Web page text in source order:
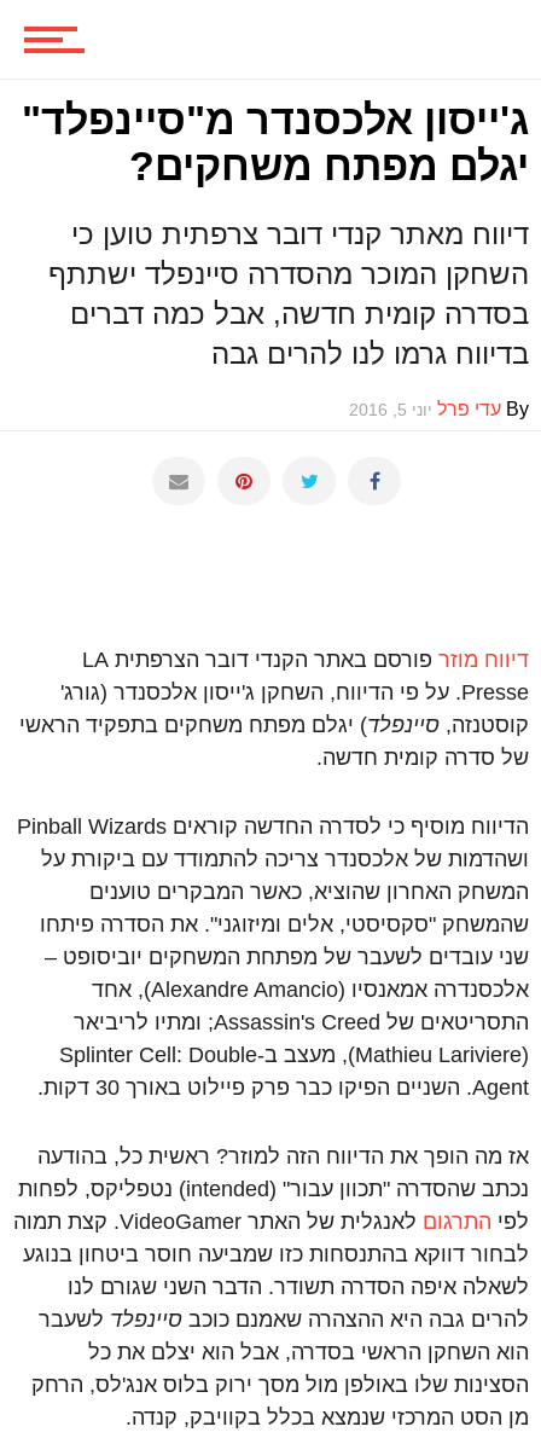
ספרים וקומיקס
וכל השאר
ג'ייסון אלכסנדר מ"סיינפלד"
יגלם מפתח משחקים?
דיווח מאתר קנדי דובר צרפתית טוען כי
השחקן המוכר מהסדרה סיינפלד ישתתף
בסדרה קומית חדשה, אבל כמה דברים
בדיווח גרמו לנו להרים גבה
By עדי פרל יוני 5, 2016
דיווח מוזר
פורסם באתר הקנדי דובר הצרפתית LA
Presse. על פי הדיווח, השחקן ג'ייסון אלכסנדר (גורג'
קוסטנזה, סיינפלד) יגלם מפתח משחקים בתפקיד הראשי
של סדרה קומית חדשה.
הדיווח מוסיף כי לסדרה החדשה קוראים Pinball Wizards
ושהדמות של אלכסנדר צריכה להתמודד עם ביקורת על
המשחק האחרון שהוציא, כאשר המבקרים טוענים
שהמשחק "סקסיסטי, אלים ומיזוגני". את הסדרה פיתחו
שני עובדים לשעבר של מפתחת המשחקים יוביסופט –
אלכסנדרה אמאנסיו (Alexandre Amancio), אחד
התסריטאים של Assassin's Creed; ומתיו לריביאר
(Mathieu Lariviere), מעצב ב-Splinter Cell: Double
Agent. השניים הפיקו כבר פרק פיילוט באורך 30 דקות.
אז מה הופך את הדיווח הזה למוזר? ראשית כל, בהודעה
נכתב שהסדרה "תכוון עבור" (intended) נטפליקס, לפחות
לפי התרגום
לאנגלית של האתר VideoGamer. קצת תמוה
לבחור דווקא בהתנסחות כזו שמביעה חוסר ביטחון בנוגע
לשאלה איפה הסדרה תשודר. הדבר השני שגורם לנו
להרים גבה היא ההצהרה שאמנם כוכב סיינפלד לשעבר
הוא השחקן הראשי בסדרה, אבל הוא יצלם את כל
הסצינות שלו באולפן מול מסך ירוק בלוס אנג'לס, הרחק
מן הסט המרכזי שנמצא בכלל בקוויבק, קנדה.